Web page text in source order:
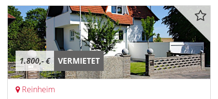
1.800,- € VERMIETET
Reinheim